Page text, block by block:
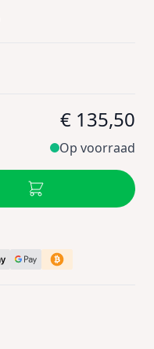
€ 135,50
Op voorraad